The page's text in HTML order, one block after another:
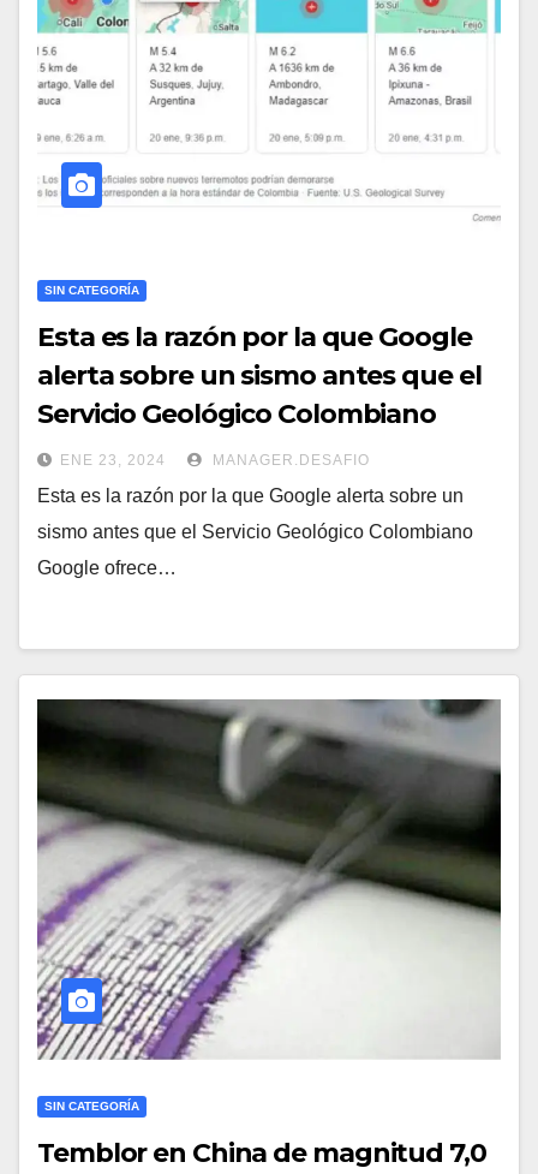
SIN CATEGORÍA
Esta es la razón por la que Google
alerta sobre un sismo antes que el
Servicio Geológico Colombiano
ENE 23, 2024 MANAGER.DESAFIO
Esta es la razón por la que Google alerta sobre un
sismo antes que el Servicio Geológico Colombiano
Google ofrece…
SIN CATEGORÍA
Temblor en China de magnitud 7,0